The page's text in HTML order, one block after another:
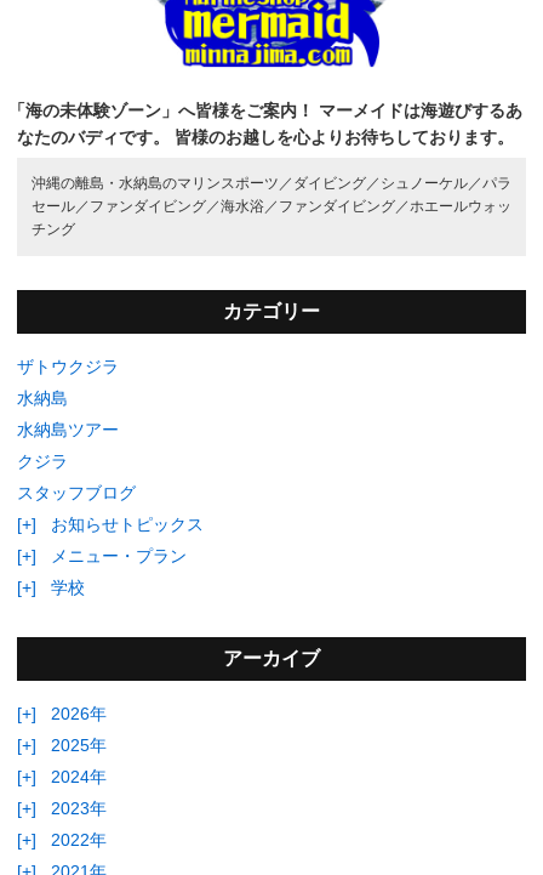
「海の未体験ゾーン」へ皆様をご案内！
マーメイドは海遊びするあ
なたのバディです。
皆様のお越しを心よりお待ちしております。
沖縄の離島・水納島のマリンスポーツ／ ダイビング／ シュノーケル／パラ
セール／ ファンダイビング／海水浴／ ファンダイビング／ホエールウォッ
チング
カテゴリー
ザトウクジラ
水納島
水納島ツアー
クジラ
スタッフブログ
[+]
お知らせトピックス
[+]
メニュー・プラン
[+]
学校
アーカイブ
[+]
2026年
[+]
2025年
[+]
2024年
[+]
2023年
[+]
2022年